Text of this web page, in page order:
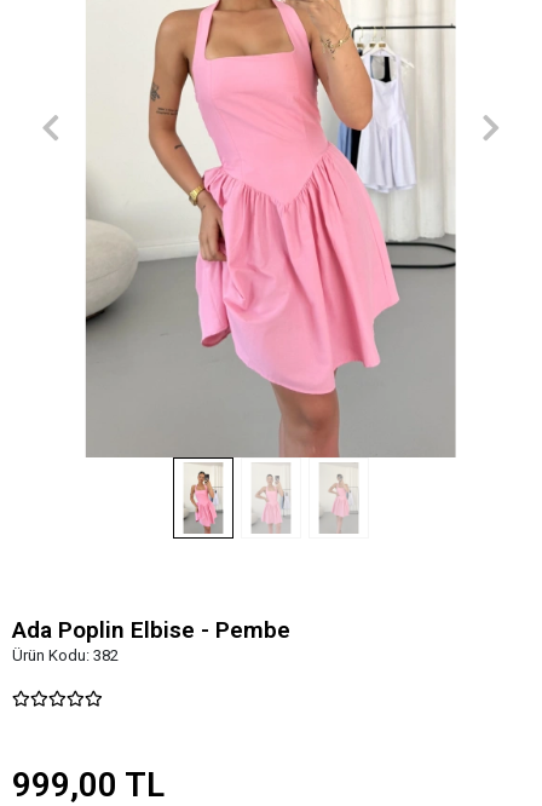
Ada Poplin Elbise - Pembe
Ürün Kodu: 382
999,00 TL